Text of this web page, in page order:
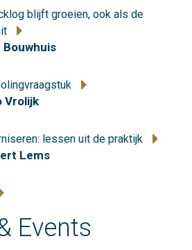
blijft groeien, ook als de
Bouwhuis
Vrolijk
lessen uit de praktijk
Lems
Events